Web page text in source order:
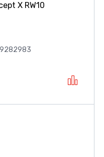
X RW10